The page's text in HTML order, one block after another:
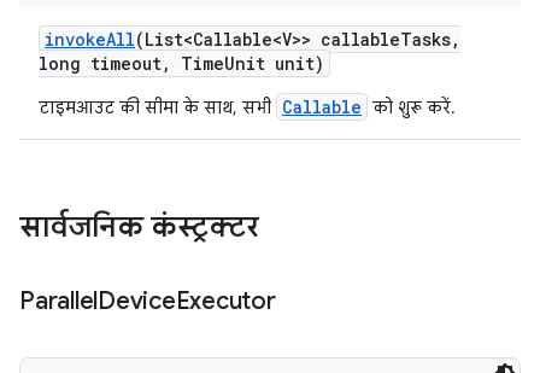
invokeAll(List<Callable<V>> callableTasks,
long timeout, TimeUnit unit)
टाइमआउट की सीमा के साथ, सभी Callable को शुरू करें.
सार्वजनिक कंस्ट्रक्टर
ParallelDeviceExecutor